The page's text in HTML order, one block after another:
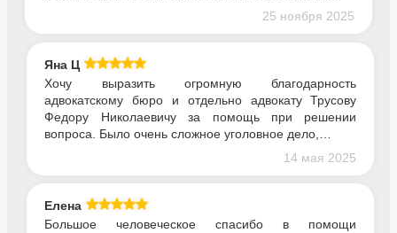
25 ноября 2025
Яна Ц
Хочу выразить огромную благодарность
адвокатскому бюро и отдельно адвокату Трусову
Федору Николаевичу за помощь при решении
вопроса. Было очень сложное уголовное дело,…
14 мая 2025
Елена
Большое человеческое спасибо в помощи